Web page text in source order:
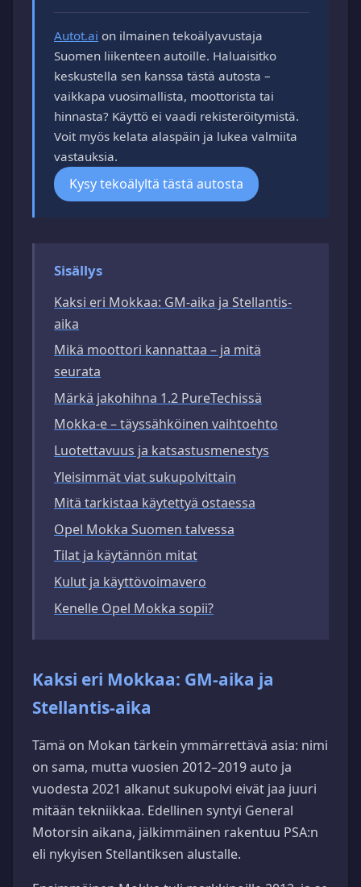
Autot.ai on ilmainen tekoälyavustaja
Suomen liikenteen autoille. Haluaisitko
keskustella sen kanssa tästä autosta –
vaikkapa vuosimallista, moottorista tai
hinnasta? Käyttö ei vaadi rekisteröitymistä.
Voit myös kelata alaspäin ja lukea valmiita
vastauksia.
Kysy tekoälyltä tästä autosta
Sisällys
Kaksi eri Mokkaa: GM-aika ja Stellantis-
aika
Mikä moottori kannattaa – ja mitä
seurata
Märkä jakohihna 1.2 PureTechissä
Mokka-e – täyssähköinen vaihtoehto
Luotettavuus ja katsastusmenestys
Yleisimmät viat sukupolvittain
Mitä tarkistaa käytettyä ostaessa
Opel Mokka Suomen talvessa
Tilat ja käytännön mitat
Kulut ja käyttövoimavero
Kenelle Opel Mokka sopii?
Kaksi eri Mokkaa: GM-aika ja
Stellantis-aika
Tämä on Mokan tärkein ymmärrettävä asia: nimi
on sama, mutta vuosien 2012–2019 auto ja
vuodesta 2021 alkanut sukupolvi eivät jaa juuri
mitään tekniikkaa. Edellinen syntyi General
Motorsin aikana, jälkimmäinen rakentuu PSA:n
eli nykyisen Stellantiksen alustalle.